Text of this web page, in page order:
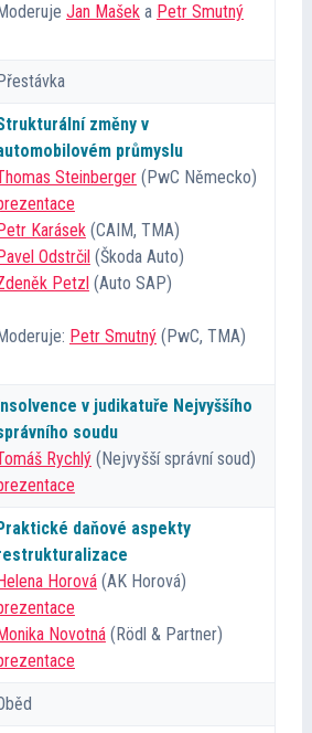
Jan Mašeka Petr Smutný
změny v
průmyslu
Steinberger(PwC Německo)
Karásek(CAIM, TMA)
Odstrčil(Škoda Auto)
Petzl(Auto SAP)
Petr Smutný(PwC, TMA)
v judikatuře Nejvyššího
soudu
Rychlý(Nejvyšší správní soud)
daňové aspekty
Horová(AK Horová)
Novotná(Rödl & Partner)